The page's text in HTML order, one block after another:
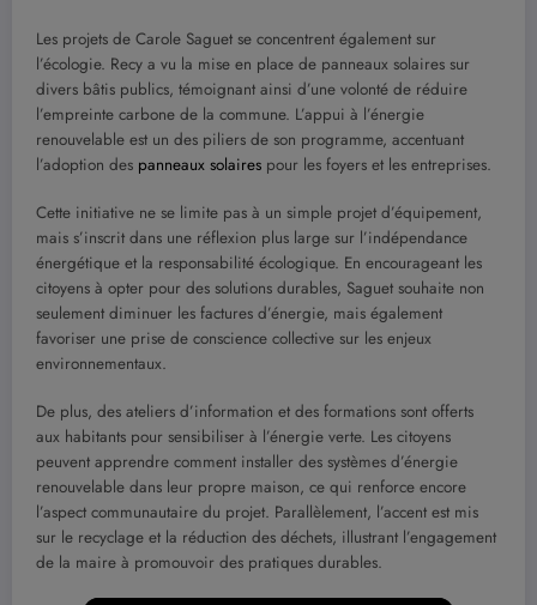
Les projets de Carole Saguet se concentrent également sur
l’écologie. Recy a vu la mise en place de panneaux solaires sur
divers bâtis publics, témoignant ainsi d’une volonté de réduire
l’empreinte carbone de la commune. L’appui à l’énergie
renouvelable est un des piliers de son programme, accentuant
l’adoption des panneaux solaires pour les foyers et les entreprises.
Cette initiative ne se limite pas à un simple projet d’équipement,
mais s’inscrit dans une réflexion plus large sur l’indépendance
énergétique et la responsabilité écologique. En encourageant les
citoyens à opter pour des solutions durables, Saguet souhaite non
seulement diminuer les factures d’énergie, mais également
favoriser une prise de conscience collective sur les enjeux
environnementaux.
De plus, des ateliers d’information et des formations sont offerts
aux habitants pour sensibiliser à l’énergie verte. Les citoyens
peuvent apprendre comment installer des systèmes d’énergie
renouvelable dans leur propre maison, ce qui renforce encore
l’aspect communautaire du projet. Parallèlement, l’accent est mis
sur le recyclage et la réduction des déchets, illustrant l’engagement
de la maire à promouvoir des pratiques durables.